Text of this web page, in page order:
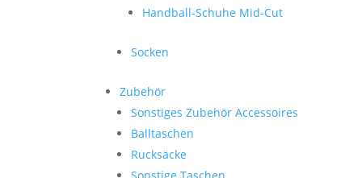
Handball-Schuhe Mid-Cut
Socken
Zubehör
Sonstiges Zubehör Accessoires
Balltaschen
Rucksäcke